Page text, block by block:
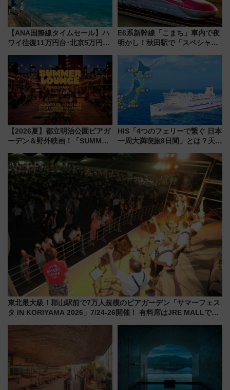
【ANA国際線タイムセール】ハ
ワイ往復11万円台･北京5万円台
来春のGW旅行まで狙える激ア
ツ路線まとめ（8/10まで）
E6系新幹線「こまち」車内で夜
明かし！秋田駅で「スペシャル
法は？
【2026夏】都立明治公園ビアガ
ーデン＆野外映画！「SUMMER
ケジュール 夜風とビール、映画
を満喫！
HIS「4つのフェリーで繋ぐ 日本
一周大満喫旅8日間」とは？天橋
の絶景＆限定グルメを網羅！煩
雑な手続きも不要でお手軽に楽
しめるプランが登場
東北最大級！郡山駅前で7万人規模のビアガーデン「サマーフェス
タ IN KORIYAMA 2026」7/24-26開催！ 有料席はJRE MALLで予